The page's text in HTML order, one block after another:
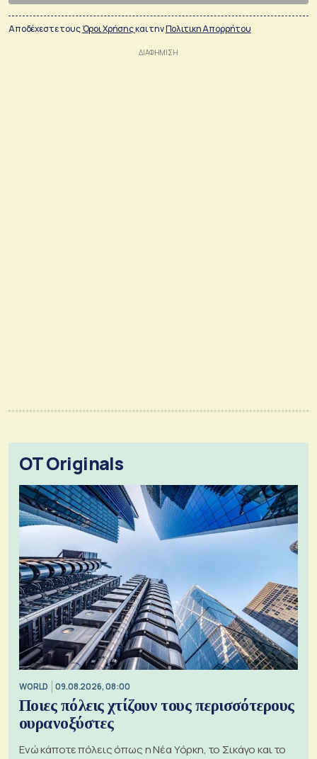
Αποδέχεστε τουςΌροι Χρήσηςκαι τηνΠολιτικη Απορρήτου
OT Originals
WORLD 09.08.2026, 08:00
Ποιες πόλεις χτίζουν τους περισσότερους
ουρανοξύστες
Ενώ κάποτε πόλεις όπως η Νέα Υόρκη, το Σικάγο και το